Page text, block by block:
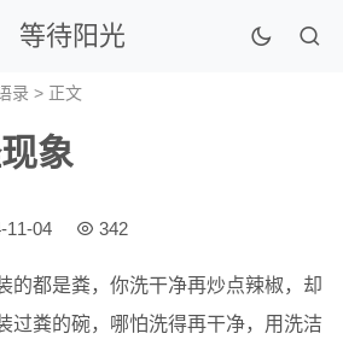
等待阳光
录 > 正文
象
11-04 342
的都是粪，你洗干净再炒点辣椒，却
过粪的碗，哪怕洗得再干净，用洗洁